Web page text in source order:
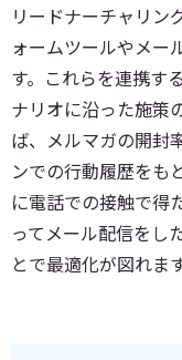
リードナーチャリン
ォームツールやメー
す。これらを連携す
ナリオに沿った施策
ば、メルマガの開封
ンでの行動履歴をも
に電話での接触で得
ってメール配信をし
とで最適化が図れます